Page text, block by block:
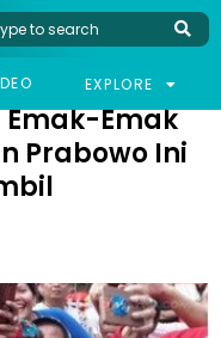
EXPLORE
PENDUKUNG JOKOWI DAN
Emak-Emak
Prabowo Ini